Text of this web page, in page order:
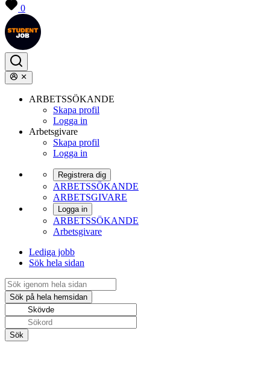
0
ARBETSSÖKANDE
Skapa profil
Logga in
Arbetsgivare
Skapa profil
Logga in
Registrera dig
ARBETSSÖKANDE
ARBETSGIVARE
Logga in
ARBETSSÖKANDE
Arbetsgivare
Lediga jobb
Sök hela sidan